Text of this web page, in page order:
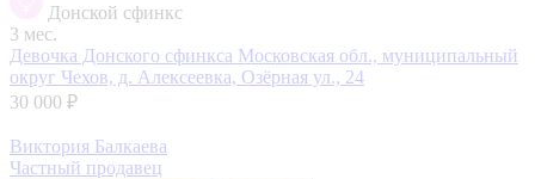
Донской сфинкс
3 мес.
Девочка Донского сфинкса Московская обл., муниципальный
округ Чехов, д. Алексеевка, Озёрная ул., 24
30 000 ₽
Виктория Балкаева
Частный продавец